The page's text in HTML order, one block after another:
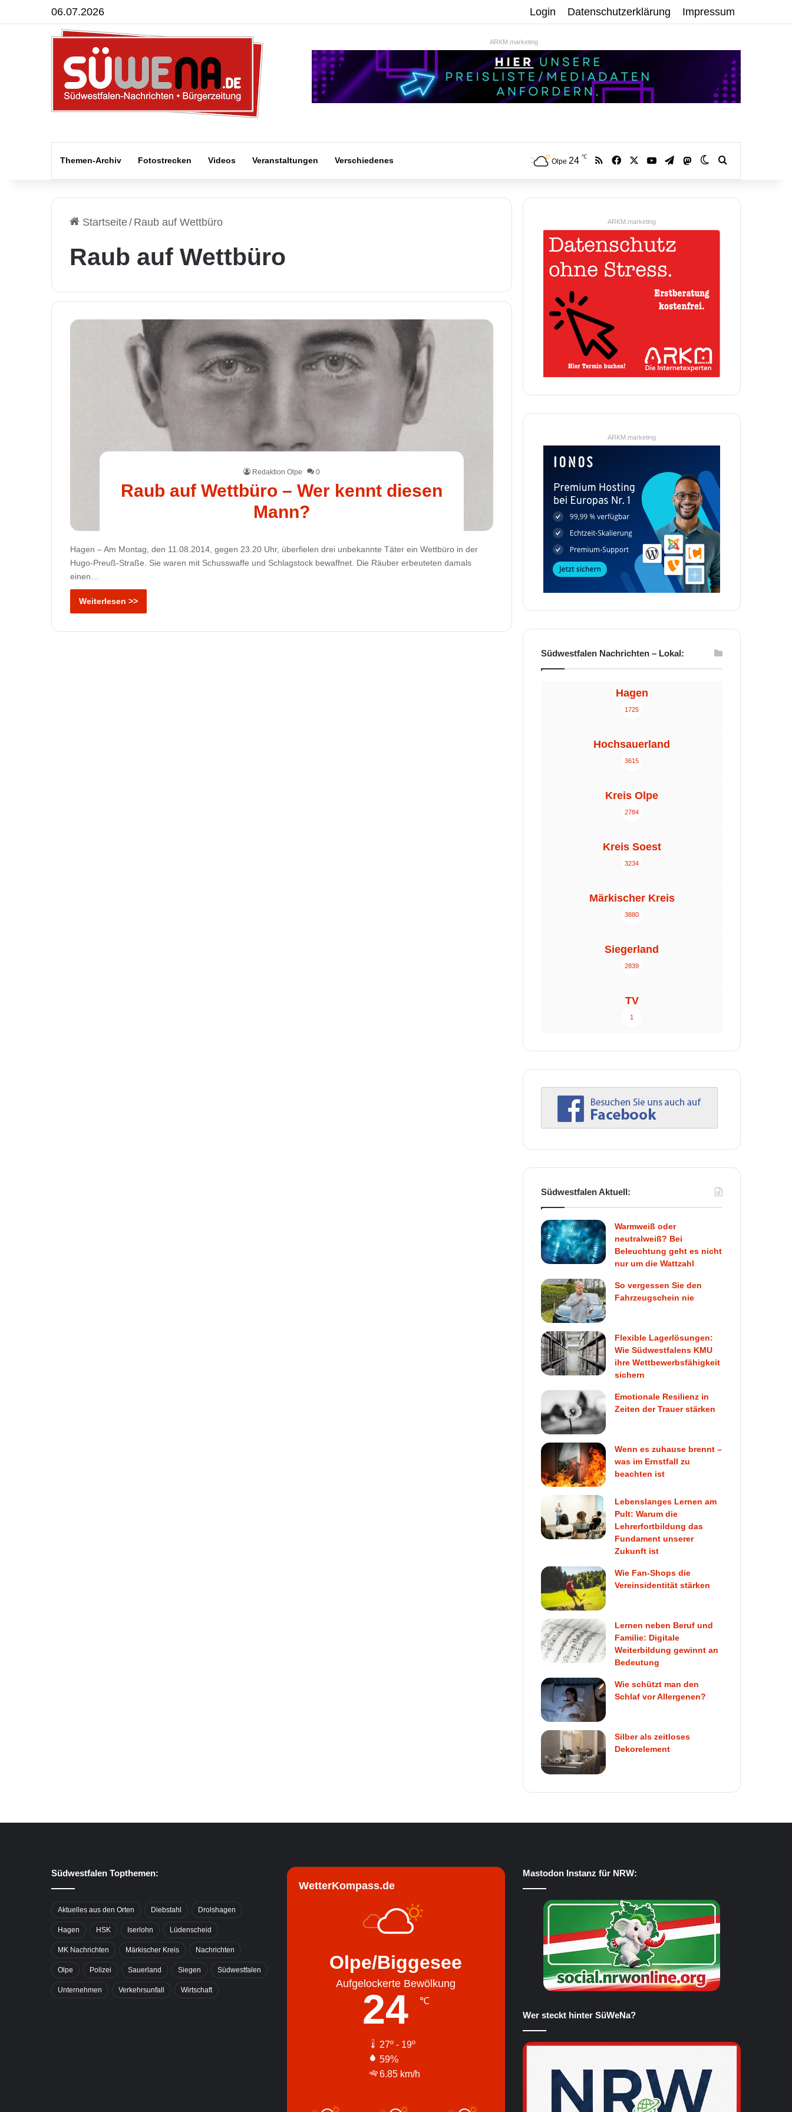
06.07.2026 Login Datenschutzerklärung Impressum
ARKM.marketing
Themen-Archiv Fotostrecken Videos Veranstaltungen Verschiedenes Olpe 24 ℃ RSS Facebook YouTubeTelegramMastodonSkin umschalten
Startseite/ Raub auf Wettbüro
Raub auf Wettbüro
Redaktion Olpe 0
Raub auf Wettbüro – Wer kennt diesen
Mann?
Hagen – Am Montag, den 11.08.2014, gegen 23.20 Uhr, überfielen drei unbekannte Täter ein Wettbüro in der
Hugo-Preuß-Straße. Sie waren mit Schusswaffe und Schlagstock bewaffnet. Die Räuber erbeuteten damals
einen…
Weiterlesen >>
ARKM.marketing
ARKM.marketing
Südwestfalen Nachrichten – Lokal:
Hagen
1725
Hochsauerland
3615
Kreis Olpe
2784
Kreis Soest
3234
Märkischer Kreis
3880
Siegerland
2839
TV
1
Südwestfalen Aktuell:
Warmweiß oder
neutralweiß? Bei
Beleuchtung geht es nicht
nur um die Wattzahl
So vergessen Sie den
Fahrzeugschein nie
Flexible Lagerlösungen:
Wie Südwestfalens KMU
ihre Wettbewerbsfähigkeit
sichern
Emotionale Resilienz in
Zeiten der Trauer stärken
Wenn es zuhause brennt –
was im Ernstfall zu
beachten ist
Lebenslanges Lernen am
Pult: Warum die
Lehrerfortbildung das
Fundament unserer
Zukunft ist
Wie Fan-Shops die
Vereinsidentität stärken
Lernen neben Beruf und
Familie: Digitale
Weiterbildung gewinnt an
Bedeutung
Wie schützt man den
Schlaf vor Allergenen?
Silber als zeitloses
Dekorelement
Südwestfalen Topthemen:
Aktuelles aus den Orten Diebstahl Drolshagen
Hagen HSK Iserlohn Lüdenscheid
MK Nachrichten Märkischer Kreis Nachrichten
Olpe Polizei Sauerland Siegen Südwestfalen
Unternehmen Verkehrsunfall Wirtschaft
WetterKompass.de
Olpe/Biggesee
Aufgelockerte Bewölkung
24 ℃
27º - 19º
59%
6.85 km/h
Mastodon Instanz für NRW:
Wer steckt hinter SüWeNa?